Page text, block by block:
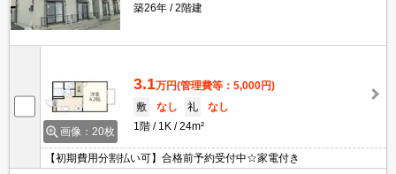
築26年
2階建
画像：20枚
3.1万円(管理費等：5,000円)
敷
なし 礼
なし
1階
1K 24m²
【初期費用分割払い可】合格前予約受付中☆家電付き